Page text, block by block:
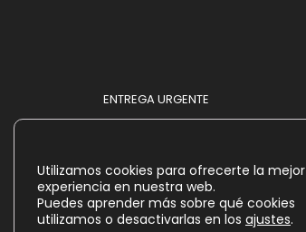
ENTREGA URGENTE
Utilizamos cookies para ofrecerte la mejor
experiencia en nuestra web.
Puedes aprender más sobre qué cookies
utilizamos o desactivarlas en los ajustes.